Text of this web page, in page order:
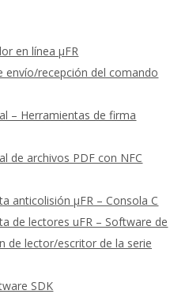
en línea μFR
envío/recepción del comando
– Herramientas de firma
de archivos PDF con NFC
anticolisión μFR – Consola C
de lectores uFR – Software de
de lector/escritor de la serie
SDK